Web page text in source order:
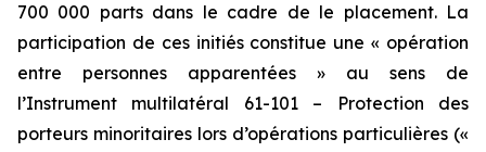
700 000 parts dans le cadre de le placement. La
participation de ces initiés constitue une « opération
entre personnes apparentées » au sens de
l’Instrument multilatéral 61-101 –
Protection des
porteurs minoritaires lors d’opérations particulières («